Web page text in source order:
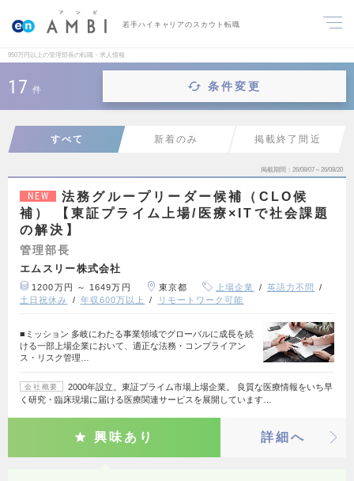
若手ハイキャリアのスカウト転職
950万円以上の管理部長の転職・求人情報
17 件 条件変更
すべて 新着のみ 掲載終了間近
掲載期間 26/08/07～26/08/20
NEW
法務グループリーダー候補（CLO候
補） 【東証プライム上場/医療×ITで社会課題
の解決】
管理部長
エムスリー株式会社
1200万円 ～ 1649万円 東京都 上場企業
英語力不問
土日祝休み
年収600万以上 リモートワーク可能
■ミッション 多岐にわたる事業領域でグローバルに成長を続
ける一部上場企業において、適正な法務・コンプライアン
ス・リスク管理…
会社概要
2000年設立。東証プライム市場上場企業。 良質な医療情報をいち早
く研究・臨床現場に届ける医療関連サービスを展開しています…
興味あり 詳細へ